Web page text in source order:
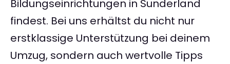
Bildungseinrichtungen in Sunderland
findest. Bei uns erhältst du nicht nur
erstklassige Unterstützung bei deinem
Umzug, sondern auch wertvolle Tipps